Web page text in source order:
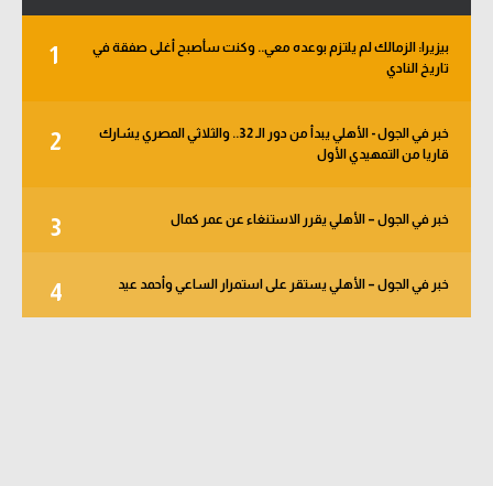
1
بيزيرا: الزمالك لم يلتزم بوعده معي.. وكنت سأصبح أغلى صفقة في
تاريخ النادي
2
خبر في الجول - الأهلي يبدأ من دور الـ 32.. والثلاثي المصري يشارك
قاريا من التمهيدي الأول
3 خبر في الجول – الأهلي يقرر الاستنغاء عن عمر كمال
4 خبر في الجول – الأهلي يستقر على استمرار الساعي وأحمد عيد